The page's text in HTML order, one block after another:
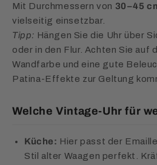
Mit Durchmessern von 30–45
vielseitig einsetzbar.
Tipp: Hängen Sie die Uhr über
oder in den Flur. Achten Sie auf
Wandfarbe und eine gute
Patina-Effekte zur Geltung
Welche Vintage-Uhr für
Küche: Hier passt der
Stil alter Waagen perfekt.